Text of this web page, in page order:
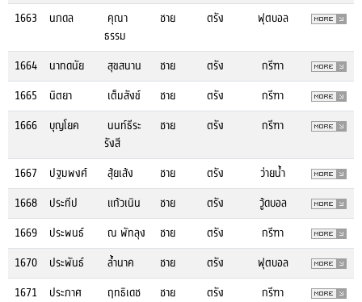
1663 นภดล
คุณา
ธรรม
ชาย ตรัง ฟุตบอล
1664 นาทดนัย สุขสนาน ชาย ตรัง
กรีฑา
1665
นิตยา เต็มสังข์ ชาย ตรัง
กรีฑา
1666
บุญโยค
นนท์ธีระ
รังสี
ชาย ตรัง กรีฑา
1667 ปฐมพงศ์ สุ้ยเส้ง ชาย ตรัง
ว่ายน้ำ
1668
ประทีป แก้วเนิน ชาย ตรัง
วู้ดบอล
1669
ประพนธ์ ณ พัทลุง ชาย ตรัง
กรีฑา
1670
ประพันธ์ ล้ำนาค ชาย ตรัง
ฟุตบอล
1671
ประภาศ ฤทธิเดช ชาย ตรัง
กรีฑา